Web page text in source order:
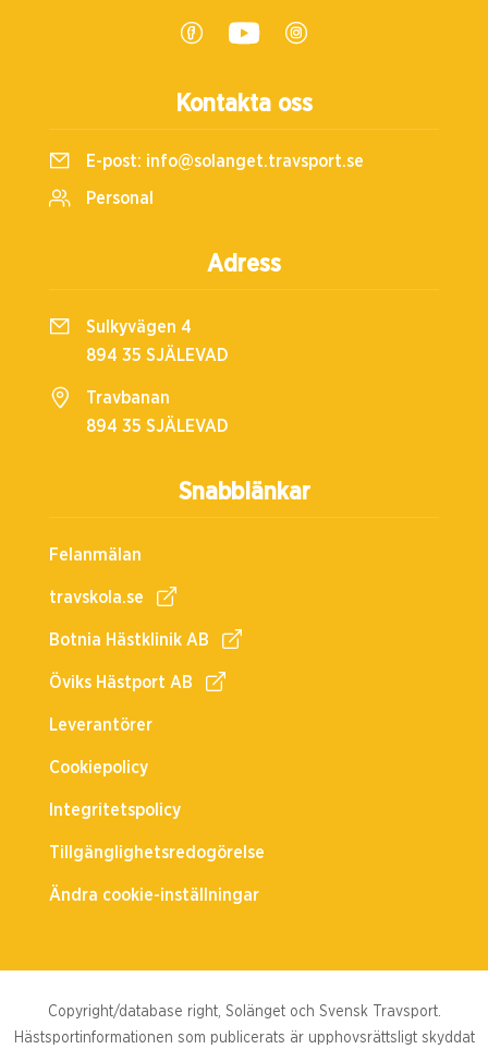
Snabblänkar
Felanmälan
travskola.se
Botnia Hästklinik AB
Öviks Hästport AB
Leverantörer
Cookiepolicy
Integritetspolicy
Tillgänglighetsredogörelse
Ändra cookie-inställningar
Kontakta oss
E-post: info@solanget.travsport.se
Personal
Adress
Sulkyvägen 4
894 35 SJÄLEVAD
Travbanan
894 35 SJÄLEVAD
Copyright/database right, Solänget och Svensk Travsport.
Hästsportinformationen som publicerats är upphovsrättsligt skyddat